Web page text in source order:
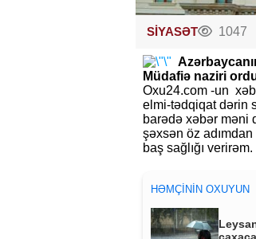
SİYASƏT 1047
Müdafiə naziri
Oxu24.com -un
elmi-tədqiqat dərin
barədə xəbər məni
şəxsən öz
baş sağlığı
HƏMÇININ OXUYUN